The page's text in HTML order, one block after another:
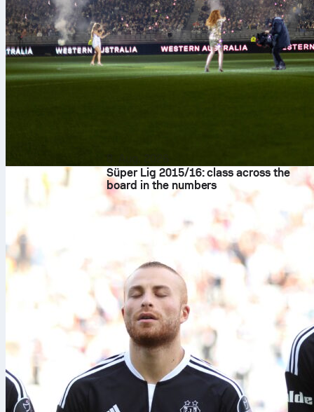
Süper Lig 2015/16: class across the
board in the numbers